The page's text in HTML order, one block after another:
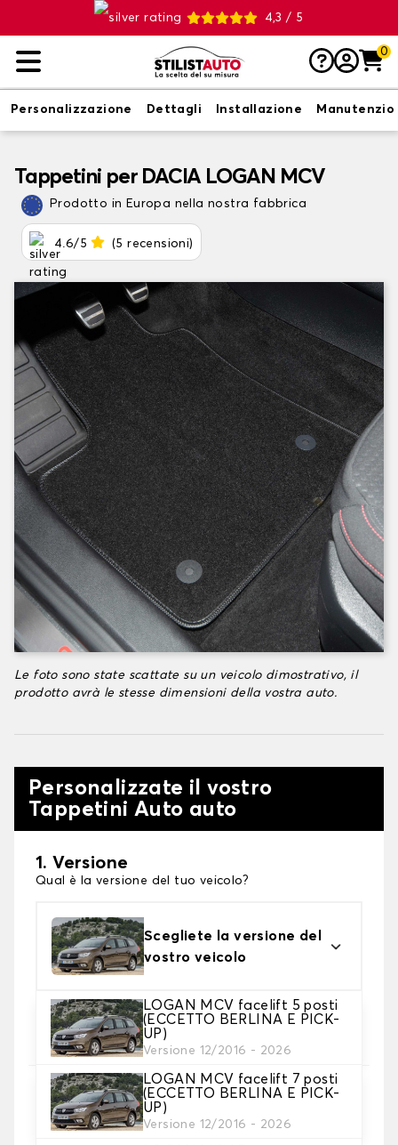
4,3 / 5
0
Personalizzazione Dettagli Installazione
Tappetini per DACIA LOGAN MCV
Prodotto in Europa nella nostra fabbrica
4.6/5 (5 recensioni)
Le foto sono state scattate su un veicolo dimostrativo, il
prodotto avrà le stesse dimensioni della vostra auto.
Personalizzate il vostro
Tappetini Auto auto
1. Versione
Qual è la versione del tuo veicolo?
Scegliete la versione del
vostro veicolo
LOGAN MCV facelift 5 posti
(ECCETTO BERLINA E PICK-
UP)
Versione 12/2016 - 2026
LOGAN MCV facelift 7 posti
(ECCETTO BERLINA E PICK-
UP)
Versione 12/2016 - 2026
2. Materiale
Scegli il materiale del tappetini auto
3. Set di tappetini
Selezionare il numero di tappetini per auto
necessari.